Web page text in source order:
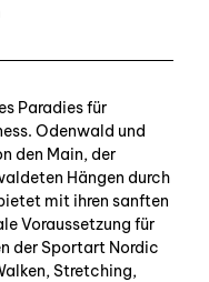
Paradies für
Odenwald und
den Main, der
Hängen durch
mit ihren sanften
Voraussetzung für
der Sportart Nordic
Stretching,